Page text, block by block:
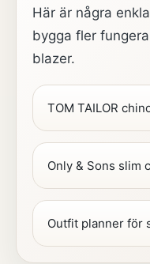
Här är några
bygga fler
blazer.
TOM TAILOR
Only & Sons slim
Outfit planner för